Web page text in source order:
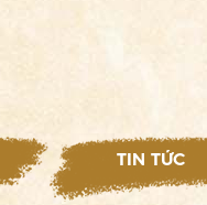
TIN TỨC